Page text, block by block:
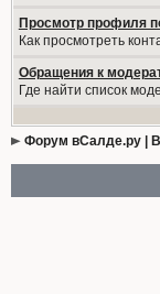
Просмотр профиля
Как просмотреть
Обращения к
Где найти список
Форум вСалде.ру |